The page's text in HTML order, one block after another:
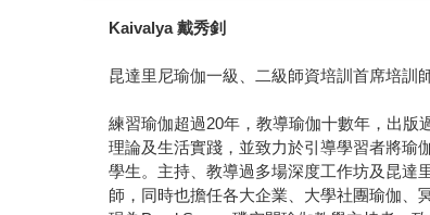
Kaivalya戴秀釗
昆達里尼瑜伽一級、二級師資培訓首席培訓
練習瑜伽超過20年，教導瑜伽十數年，出版
理論及生活實踐，並致力於引導學習者將瑜
學生。主持、教導過多場深度工作坊及昆達
師，同時也擔任各大企業、大學社團瑜伽、